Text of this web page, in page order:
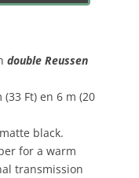
double Reussen
Ft) en 6 m (20
black.
for a warm
transmission